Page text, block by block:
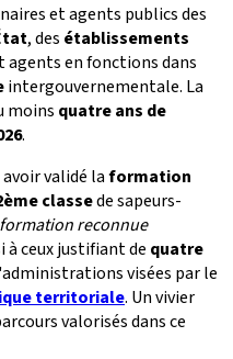
et agents publics des
, des établissements
agents en fonctions dans
intergouvernementale. La
moins quatre ans de
.
validé laformation
classede sapeurs-
formation reconnue
à ceux justifiant de quatre
visées par le
territoriale. Un vivier
valorisés dans ce